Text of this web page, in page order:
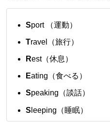
Sport （運動）
Travel（旅行）
Rest（休息）
Eating（食べる）
Speaking（談話）
S leeping（睡眠）